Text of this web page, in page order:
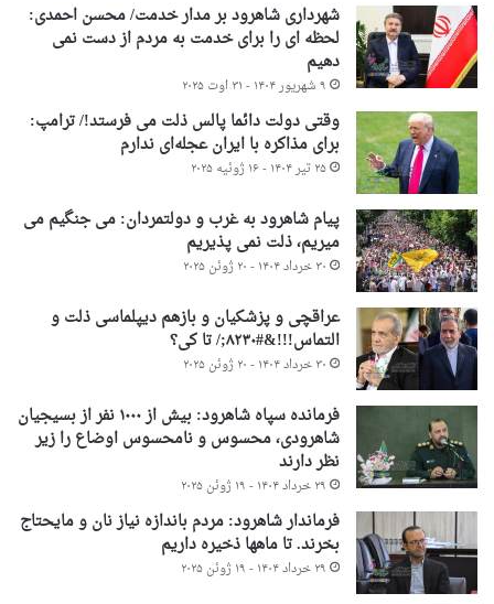
شهرداری شاهرود بر مدار خدمت/ محسن احمدی:
لحظه ای را برای خدمت به مردم از دست نمی
دهیم
۹ شهریور ۱۴۰۴ - ۳۱ اوت ۲۰۲۵
وقتی دولت دائما پالس ذلت می فرستد!/ ترامپ:
برای مذاکره با ایران عجله‌ای ندارم
۲۵ تیر ۱۴۰۴ - ۱۶ ژوئیه ۲۰۲۵
پیام شاهرود به غرب و دولتمردان: می جنگیم می
میریم، ذلت نمی پذیریم
۳۰ خرداد ۱۴۰۴ - ۲۰ ژوئن ۲۰۲۵
عراقچی و پزشکیان و بازهم دیپلماسی ذلت و
التماس!!!&#۸۲۳۰;/ تا کی؟
۳۰ خرداد ۱۴۰۴ - ۲۰ ژوئن ۲۰۲۵
فرمانده سپاه شاهرود: بیش از ۱۰۰۰ نفر از بسیجیان
شاهرودی، محسوس و نامحسوس اوضاع را زیر
نظر دارند
۲۹ خرداد ۱۴۰۴ - ۱۹ ژوئن ۲۰۲۵
فرماندار شاهرود: مردم باندازه نیاز نان و مایحتاج
بخرند. تا ماهها ذخیره داریم
۲۹ خرداد ۱۴۰۴ - ۱۹ ژوئن ۲۰۲۵